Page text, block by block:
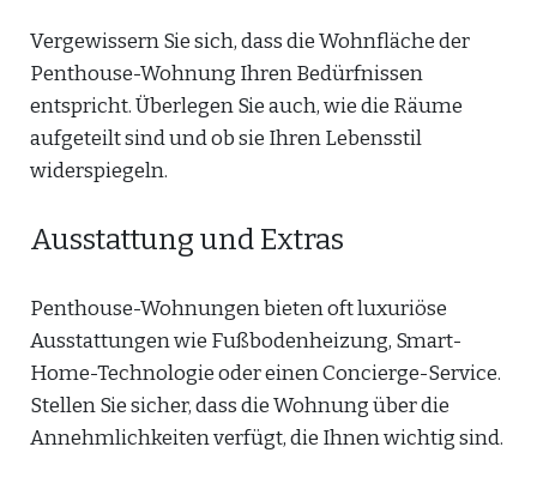
Vergewissern Sie sich, dass die Wohnfläche der
Penthouse-Wohnung Ihren Bedürfnissen
entspricht. Überlegen Sie auch, wie die Räume
aufgeteilt sind und ob sie Ihren Lebensstil
widerspiegeln.
Ausstattung und Extras
Penthouse-Wohnungen bieten oft luxuriöse
Ausstattungen wie Fußbodenheizung, Smart-
Home-Technologie oder einen Concierge-Service.
Stellen Sie sicher, dass die Wohnung über die
Annehmlichkeiten verfügt, die Ihnen wichtig sind.